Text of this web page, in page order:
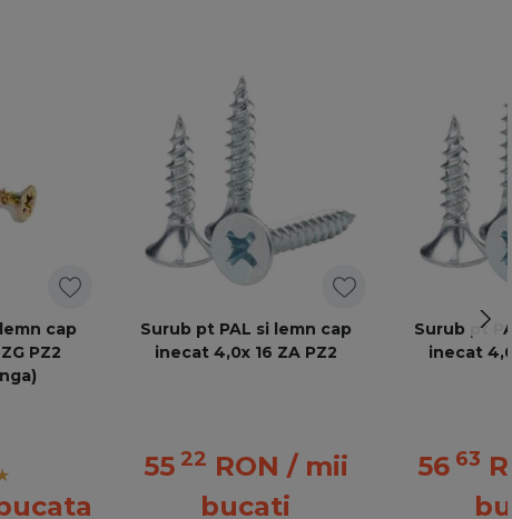
cap
PZ2
Surub pt PAL si lemn cap
inecat 4,0x 16 ZA PZ2
55 22 RON / mii
bucati
Surub pt
inecat
56 63